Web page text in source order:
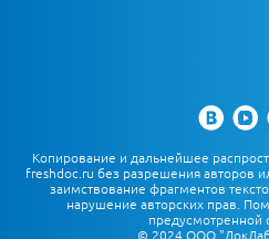
Копирование и дальнейшее
freshdoc.ru без разрешения авторов
заимствование фрагментов
нарушение авторских прав.
предусмотренной
© 2024 ООО